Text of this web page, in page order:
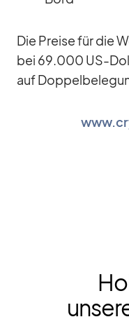
Die Preise für die
bei 69.000 US-
auf